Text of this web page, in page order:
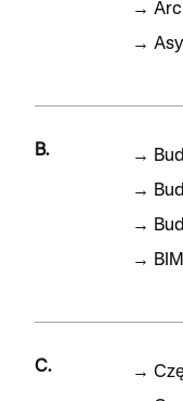
→
→
B. →
→
→
→ BIM
C. →